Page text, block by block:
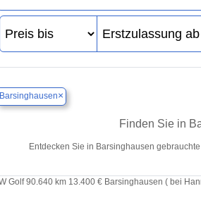
Barsinghausen×
Finden Sie in
Entdecken Sie in Barsinghausen